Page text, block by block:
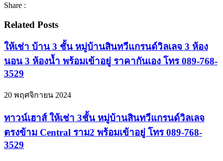
Share :
Related Posts
ให้เช่า บ้าน 3 ชั้น หมู่บ้านสินทวีแกรนด์วิลเลจ 3 ห้อง
นอน 3 ห้องน้ำ พร้อมเข้าอยู่ ราคากันเอง โทร 089-768-
3529
20 พฤศจิกายน 2024
ทาวน์เฮาส์ ให้เช่า 3ชั้น หมู่บ้านสินทวีแกรนด์วิลเลจ
ตรงข้าม Central ราม2 พร้อมเข้าอยู่ โทร 089-768-
3529